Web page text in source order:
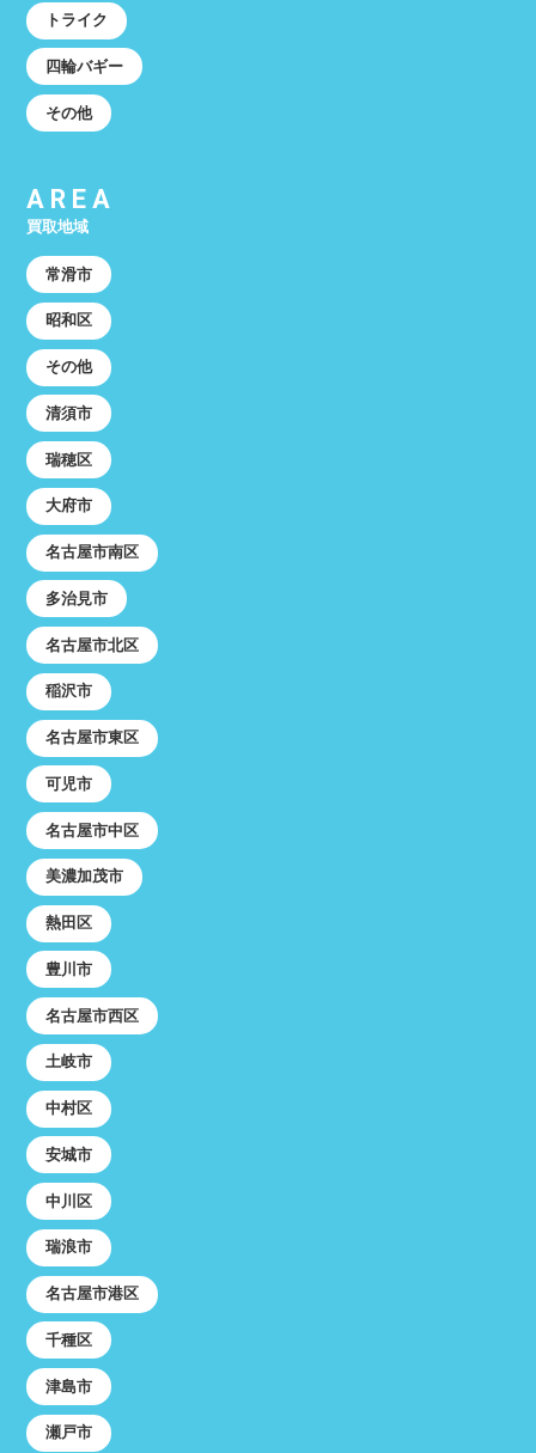
トライク
四輪バギー
その他
AREA
買取地域
常滑市
昭和区
その他
清須市
瑞穂区
大府市
名古屋市南区
多治見市
名古屋市北区
稲沢市
名古屋市東区
可児市
名古屋市中区
美濃加茂市
熱田区
豊川市
名古屋市西区
土岐市
中村区
安城市
中川区
瑞浪市
名古屋市港区
千種区
津島市
瀬戸市